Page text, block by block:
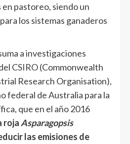
en pastoreo, siendo un
los sistemas ganaderos
a investigaciones
CSIRO(Commonwealth
Research Organisation),
federal de Australia para la
que en el año 2016
roja Asparagopsis
las emisiones de